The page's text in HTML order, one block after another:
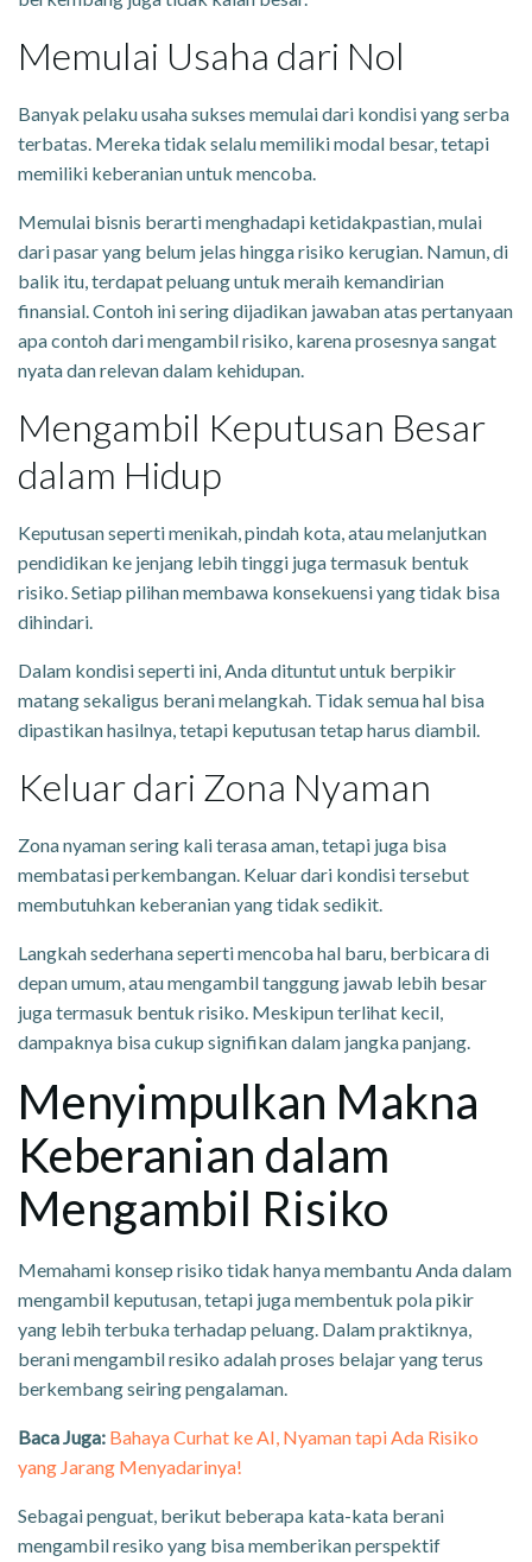
Memulai Usaha dari Nol
Banyak pelaku usaha sukses memulai dari kondisi yang serba
terbatas. Mereka tidak selalu memiliki modal besar, tetapi
memiliki keberanian untuk mencoba.
Memulai bisnis berarti menghadapi ketidakpastian, mulai
dari pasar yang belum jelas hingga risiko kerugian. Namun, di
balik itu, terdapat peluang untuk meraih kemandirian
finansial. Contoh ini sering dijadikan jawaban atas pertanyaan
apa contoh dari mengambil risiko, karena prosesnya sangat
nyata dan relevan dalam kehidupan.
Mengambil Keputusan Besar
dalam Hidup
Keputusan seperti menikah, pindah kota, atau melanjutkan
pendidikan ke jenjang lebih tinggi juga termasuk bentuk
risiko. Setiap pilihan membawa konsekuensi yang tidak bisa
dihindari.
Dalam kondisi seperti ini, Anda dituntut untuk berpikir
matang sekaligus berani melangkah. Tidak semua hal bisa
dipastikan hasilnya, tetapi keputusan tetap harus diambil.
Keluar dari Zona Nyaman
Zona nyaman sering kali terasa aman, tetapi juga bisa
membatasi perkembangan. Keluar dari kondisi tersebut
membutuhkan keberanian yang tidak sedikit.
Langkah sederhana seperti mencoba hal baru, berbicara di
depan umum, atau mengambil tanggung jawab lebih besar
juga termasuk bentuk risiko. Meskipun terlihat kecil,
dampaknya bisa cukup signifikan dalam jangka panjang.
Menyimpulkan Makna
Keberanian dalam
Mengambil Risiko
Memahami konsep risiko tidak hanya membantu Anda dalam
mengambil keputusan, tetapi juga membentuk pola pikir
yang lebih terbuka terhadap peluang. Dalam praktiknya,
berani mengambil resiko adalah proses belajar yang terus
berkembang seiring pengalaman.
Baca Juga: Bahaya Curhat ke AI, Nyaman tapi Ada Risiko
yang Jarang Menyadarinya!
Sebagai penguat, berikut beberapa kata-kata berani
mengambil resiko yang bisa memberikan perspektif